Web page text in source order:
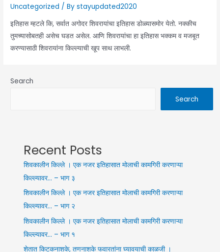
Uncategorized / Bystayupdated2020
इतिहास म्हटले कि, सर्वात अगोदर शिवरायांचा इतिहास डोळ्यासमोर येतो. नक्कीच
तुमच्यासोबतही असेच घडत असेल. आणि शिवरायांचा हा इतिहास भक्कम व मजबूत
करण्यासाठी शिवरायांना किल्ल्याची खूप साथ लाभली.
Search
Search
Recent Posts
शिवकालीन किल्ले । एक नजर इतिहासात मोलाची कामगिरी करणाऱ्या
किल्ल्यावर… – भाग ३
शिवकालीन किल्ले । एक नजर इतिहासात मोलाची कामगिरी करणाऱ्या
किल्ल्यावर… – भाग २
शिवकालीन किल्ले । एक नजर इतिहासात मोलाची कामगिरी करणाऱ्या
किल्ल्यावर… – भाग १
शेतात किटकनाशके, तणनाशके फवारतांना घ्यावयाची काळजी ।